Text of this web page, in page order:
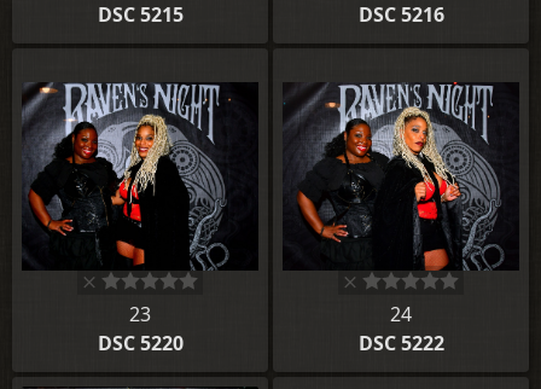
DSC 5215
DSC 5216
23
DSC 5220
24
DSC 5222